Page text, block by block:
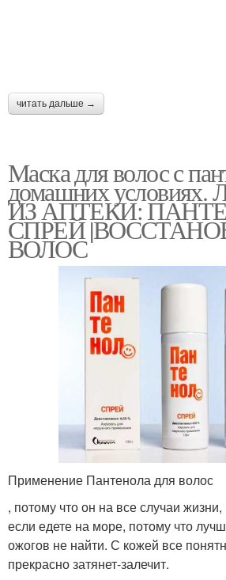
читать дальше →
Маска для волос с
домашних
ИЗ АПТЕКИ:
СПРЕЙ
ВОЛОС
Применение Пантенола для волос
, потому что он на все случаи
если едете на море, потому что
ожогов не найти. С кожей все
прекрасно затянет-залечит.